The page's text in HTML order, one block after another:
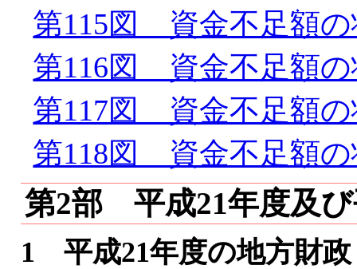
第115図 資金不足額の
第116図 資金不足額の
第117図 資金不足額の
第118図 資金不足額の
第2部 平成21年度及び
1 平成21年度の地方財政